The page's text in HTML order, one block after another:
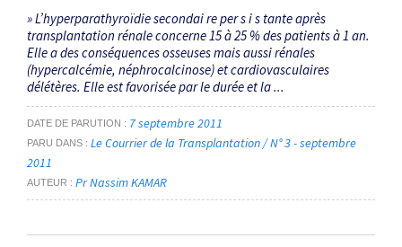
» L’hyperparathyroïdie secondai re per s i s tante après
transplantation rénale concerne 15 à 25 % des patients à 1 an.
Elle a des conséquences osseuses mais aussi rénales
(hypercalcémie, néphrocalcinose) et cardiovasculaires
délétères. Elle est favorisée par le durée et la ...
DATE DE PARUTION 7 septembre 2011
PARU DANS
Le Courrier de la Transplantation / N° 3 - septembre
2011
AUTEUR Pr Nassim KAMAR